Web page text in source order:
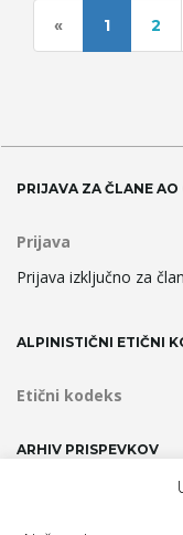
« 1 2
PRIJAVA ZA ČLANE AO
Prijava
Prijava izključno za
ALPINISTIČNI ETIČNI
Etični kodeks
ARHIV PRISPEVKOV